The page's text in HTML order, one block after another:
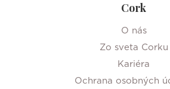
Cork
O nás
Zo sveta Corku
Kariéra
Ochrana osobných